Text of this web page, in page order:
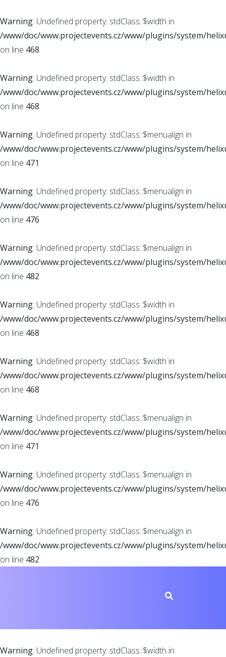
Warning: Undefined property: stdClass::$width in
/www/doc/www.projectevents.cz/www/plugins/system/
on line 468
Warning: Undefined property: stdClass::$width in
/www/doc/www.projectevents.cz/www/plugins/system/
on line 468
Warning: Undefined property: stdClass::$menualign in
/www/doc/www.projectevents.cz/www/plugins/system/
on line 471
Warning: Undefined property: stdClass::$menualign in
/www/doc/www.projectevents.cz/www/plugins/system/
on line 476
Warning: Undefined property: stdClass::$menualign in
/www/doc/www.projectevents.cz/www/plugins/system/
on line 482
Warning: Undefined property: stdClass::$width in
/www/doc/www.projectevents.cz/www/plugins/system/
on line 468
Warning: Undefined property: stdClass::$width in
/www/doc/www.projectevents.cz/www/plugins/system/
on line 468
Warning: Undefined property: stdClass::$menualign in
/www/doc/www.projectevents.cz/www/plugins/system/
on line 471
Warning: Undefined property: stdClass::$menualign in
/www/doc/www.projectevents.cz/www/plugins/system/
on line 476
Warning: Undefined property: stdClass::$menualign in
/www/doc/www.projectevents.cz/www/plugins/system/
on line 482
Warning: Undefined property: stdClass::$width in